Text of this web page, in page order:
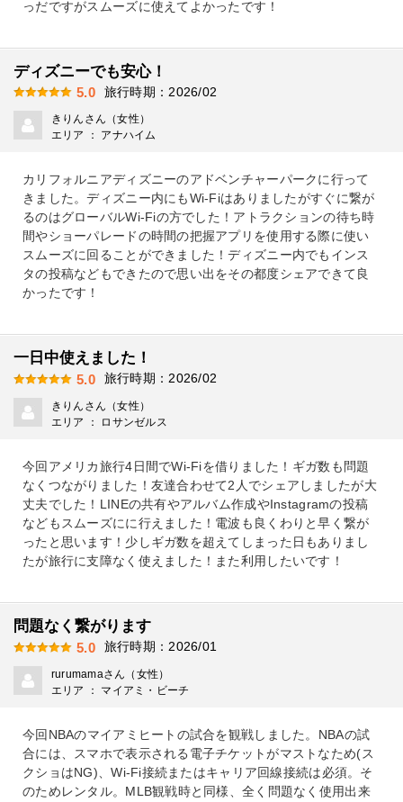
っだですがスムーズに使えてよかったです！
ディズニーでも安心！
5.0 旅行時期：2026/02
きりんさん（女性）
エリア ： アナハイム
カリフォルニアディズニーのアドベンチャーパークに行って
きました。ディズニー内にもWi-Fiはありましたがすぐに繋が
るのはグローバルWi-Fiの方でした！アトラクションの待ち時
間やショーパレードの時間の把握アプリを使用する際に使い
スムーズに回ることができました！ディズニー内でもインス
タの投稿などもできたので思い出をその都度シェアできて良
かったです！
一日中使えました！
5.0 旅行時期：2026/02
きりんさん（女性）
エリア ： ロサンゼルス
今回アメリカ旅行4日間でWi-Fiを借りました！ギガ数も問題
なくつながりました！友達合わせて2人でシェアしましたが大
丈夫でした！LINEの共有やアルバム作成やInstagramの投稿
などもスムーズにに行えました！電波も良くわりと早く繋が
ったと思います！少しギガ数を超えてしまった日もありまし
たが旅行に支障なく使えました！また利用したいです！
問題なく繋がります
5.0 旅行時期：2026/01
rurumamaさん（女性）
エリア ： マイアミ・ビーチ
今回NBAのマイアミヒートの試合を観戦しました。NBAの試
合には、スマホで表示される電子チケットがマストなため(ス
クショはNG)、Wi-Fi接続またはキャリア回線接続は必須。そ
のためレンタル。MLB観戦時と同様、全く問題なく使用出来